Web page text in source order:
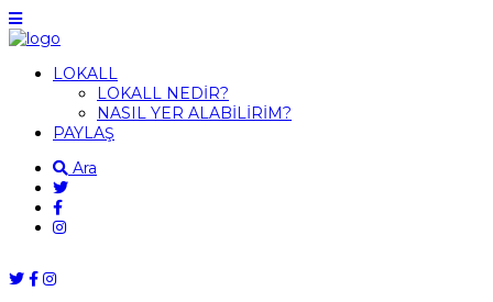
LOKALL
LOKALL NEDİR?
NASIL YER ALABİLİRİM?
PAYLAŞ
Ara